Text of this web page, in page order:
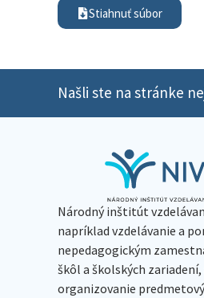
Stiahnuť súbor
Našli ste na stránke
Národný inštitút
napríklad vzdelávanie a
nepedagogickým
škôl a školských
organizovanie